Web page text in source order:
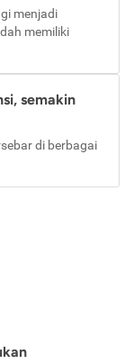
menjadi
memiliki
semakin
di berbagai